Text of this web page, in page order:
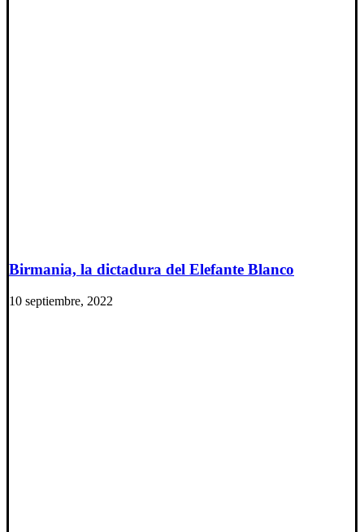
Birmania, la dictadura del Elefante Blanco
10 septiembre, 2022